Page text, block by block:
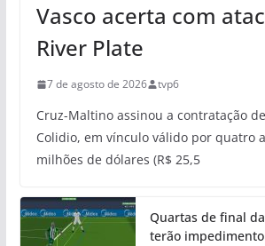
Vasco acerta com
River Plate
7 de agosto de 2026 tvp6
Cruz-Maltino assinou a contratação
Colidio, em vínculo válido por quatro
milhões de dólares (R$ 25,5
Quartas de final
terão